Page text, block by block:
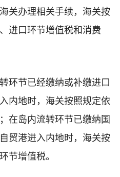
关办理相关手续，海关按
进口环节增值税和消费
环节已经缴纳或补缴进口
内地时，海关按照规定依
在岛内流转环节已缴纳国
贸港进入内地时，海关按
节增值税。